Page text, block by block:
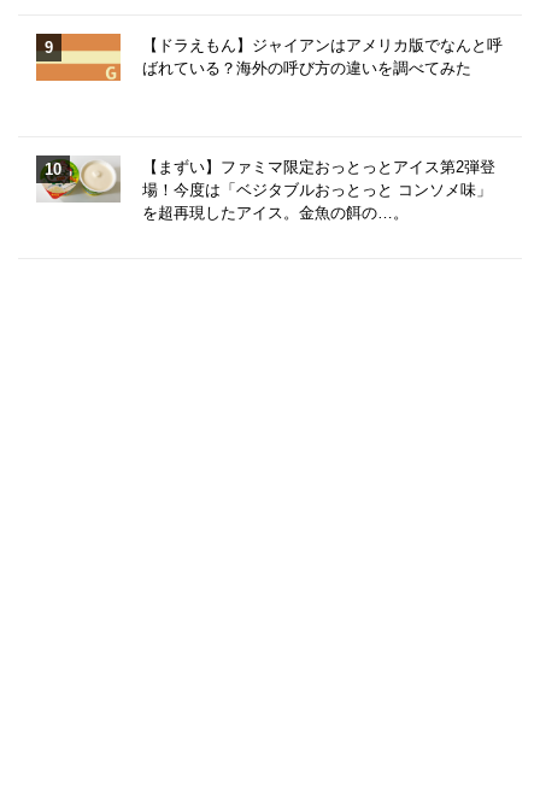
【ドラえもん】ジャイアンはアメリカ版でなんと呼
ばれている？海外の呼び方の違いを調べてみた
【まずい】ファミマ限定おっとっとアイス第2弾登
場！今度は「ベジタブルおっとっと コンソメ味」
を超再現したアイス。金魚の餌の…。